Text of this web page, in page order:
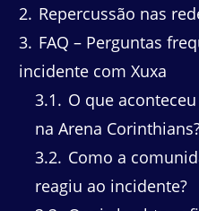
2 Repercussão nas
3 FAQ – Perguntas
incidente com Xuxa
3.1
O que
na Arena
3.2 Como a
reagiu ao incidente?